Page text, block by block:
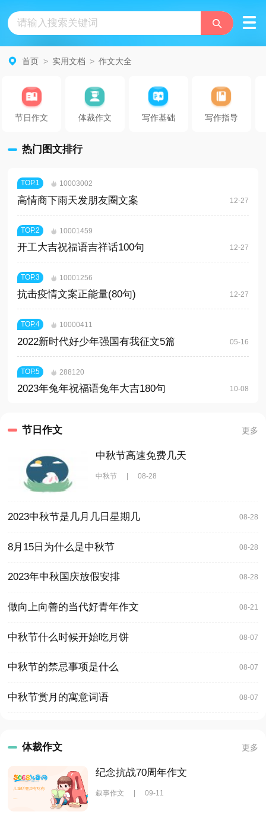
首页 > 实用文档 > 作文大全
节日作文 体裁作文 写作基础 写作指导
热门图文排行
TOP.1 10003002
高情商下雨天发朋友圈文案 12-27
TOP.2 10001459
开工大吉祝福语吉祥话100句 12-27
TOP.3 10001256
抗击疫情文案正能量(80句) 12-27
TOP.4 10000411
2022新时代好少年强国有我征文5篇 05-16
TOP.5 288120
2023年兔年祝福语兔年大吉180句 10-08
节日作文 更多
中秋节高速免费几天
中秋节 | 08-28
2023中秋节是几月几日星期几 08-28
8月15日为什么是中秋节 08-28
2023年中秋国庆放假安排 08-28
做向上向善的当代好青年作文 08-21
中秋节什么时候开始吃月饼 08-07
中秋节的禁忌事项是什么 08-07
中秋节赏月的寓意词语 08-07
体裁作文 更多
纪念抗战70周年作文
叙事作文 09-11